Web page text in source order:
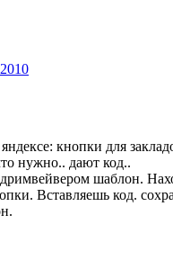
кнопки для
нужно.. дают код..
шаблон.
Вставляешь код.